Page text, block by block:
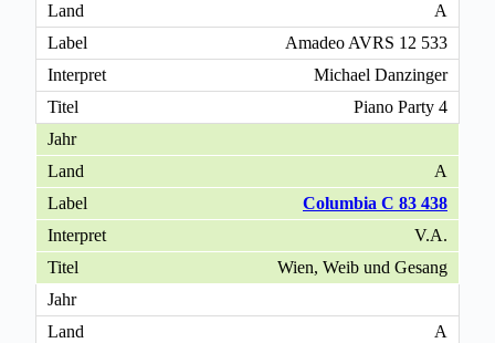
A
Amadeo AVRS 12 533
Michael Danzinger
Piano Party 4
A
Columbia C 83 438
V.A.
Wien, Weib und Gesang
A